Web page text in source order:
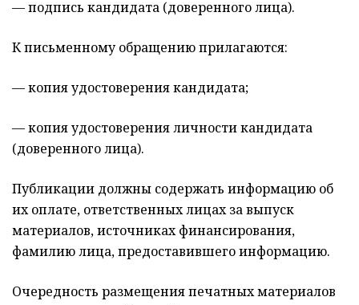
— подпись кандидата (доверенного лица).
К письменному обращению прилагаются:
— копия удостоверения кандидата;
— копия удостоверения личности кандидата
(доверенного лица).
Публикации должны содержать информацию об
их оплате, ответственных лицах за выпуск
материалов, источниках финансирования,
фамилию лица, предоставившего информацию.
Очередность размещения печатных материалов